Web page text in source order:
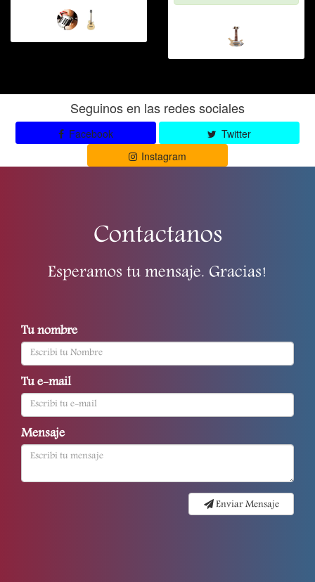
Seguinos en las redes sociales
Facebook
Twitter
Instagram
Contactanos
Esperamos tu mensaje. Gracias!
Tu nombre
Tu e-mail
Mensaje
Enviar Mensaje